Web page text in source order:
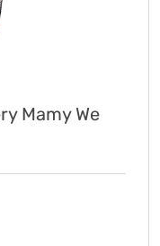
Mamy We